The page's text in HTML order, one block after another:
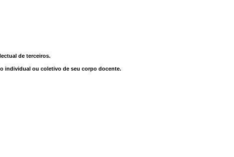
de terceiros.
individual ou coletivo de seu corpo docente.